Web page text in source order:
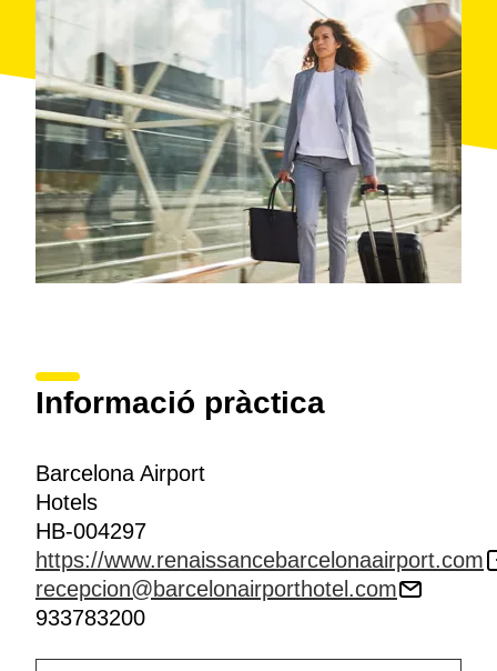
Informació pràctica
Barcelona Airport
Hotels
HB-004297
https://www.renaissancebarcelonaairport.com
recepcion@barcelonairporthotel.com
933783200